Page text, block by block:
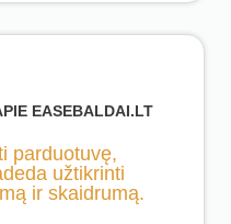
EASEBALDAI.LT
parduotuvę,
užtikrinti
ir skaidrumą.